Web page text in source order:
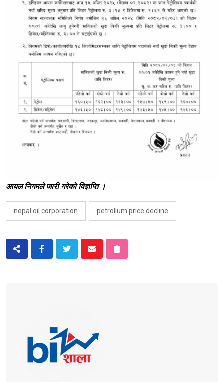
आयल निगमले जारी गरेको विज्ञप्ति ।
nepal oil corporation petrolium price decline